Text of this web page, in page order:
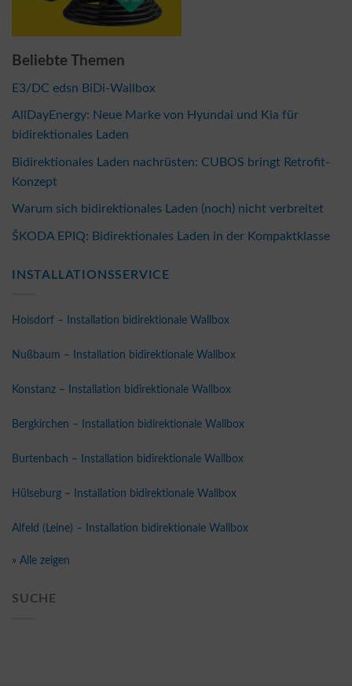
Beliebte Themen
E3/DC edsn BiDi-Wallbox
AllDayEnergy: Neue Marke von Hyundai und Kia für
bidirektionales Laden
Bidirektionales Laden nachrüsten: CUBOS bringt Retrofit-
Konzept
Warum sich bidirektionales Laden (noch) nicht verbreitet
ŠKODA EPIQ: Bidirektionales Laden in der Kompaktklasse
INSTALLATIONSSERVICE
Hoisdorf – Installation bidirektionale Wallbox
Nußbaum – Installation bidirektionale Wallbox
Konstanz – Installation bidirektionale Wallbox
Bergkirchen – Installation bidirektionale Wallbox
Burtenbach – Installation bidirektionale Wallbox
Hülseburg – Installation bidirektionale Wallbox
Alfeld (Leine) – Installation bidirektionale Wallbox
» Alle zeigen
SUCHE